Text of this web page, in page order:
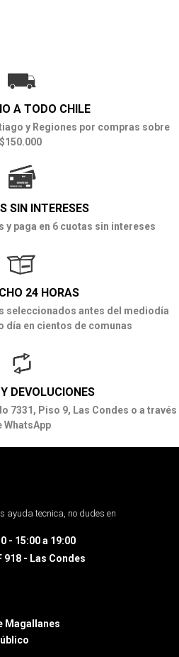
A TODO CHILE
y Regiones por compras sobre
$150.000
SIN INTERESES
y paga en 6 cuotas sin intereses
24 HORAS
seleccionados antes del mediodía
día en cientos de comunas
DEVOLUCIONES
7331, Piso 9, Las Condes o a través
WhatsApp
ayuda tecnica, no dudes en
- 15:00 a 19:00
918 - Las Condes
Magallanes